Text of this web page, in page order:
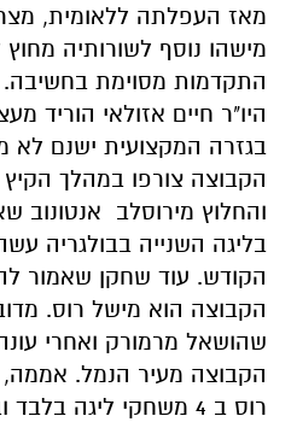
מאז העפלתה ללאומית,
מישהו נוסף לשורותיה מחוץ
התקדמות מסוימת
היו"ר חיים אזולאי הוריד
בגזרה המקצועית ישנם לא
הקבוצה צורפו במהלך
והחלוץ מירוסלב אנטונוב
בליגה השנייה בבולגריה
הקודש. עוד שחקן שאמור
שהושאל מרמורק ואחרי
הקבוצה מעיר הנמל.
רוס ב 4 משחקי ליגה